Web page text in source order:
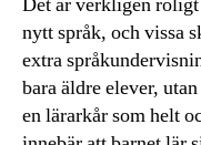
nytt språk, och vissa
extra
bara äldre elever,
en lärarkår som helt